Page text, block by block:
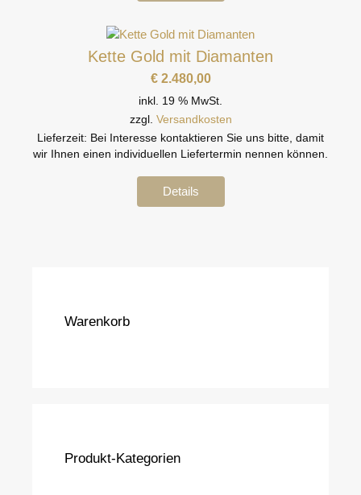
Kette Gold mit Diamanten
€2.480,00
inkl. 19 % MwSt.
zzgl. Versandkosten
Lieferzeit: Bei Interesse kontaktieren Sie uns bitte, damit
wir Ihnen einen individuellen Liefertermin nennen können.
Details
Warenkorb
Produkt-Kategorien